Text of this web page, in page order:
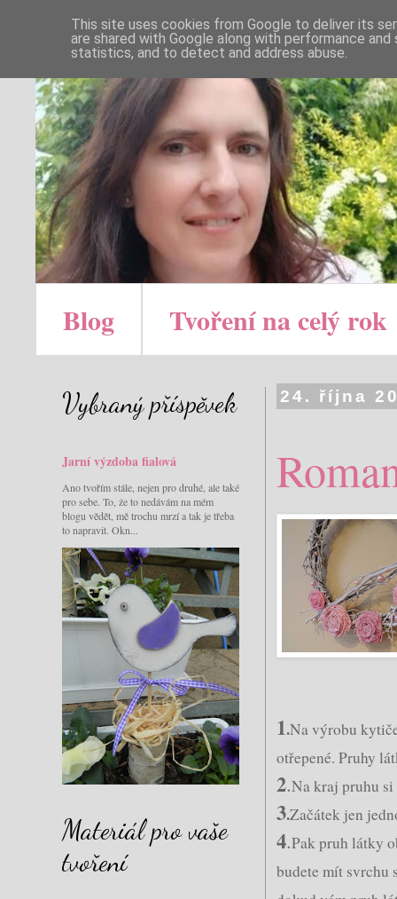
Blog Tvoření na celý rok
24. října
1.Na výrobu
otřepené. Pruhy
2.Na kraj pruhu
3.Začátek jen
4.Pak pruh látky
budete mít svrchu
Vybraný příspěvek
Jarní výzdoba fialová
Ano tvořím stále, nejen pro druhé, ale také
pro sebe. To, že to nedávám na mém
blogu vědět, mě trochu mrzí a tak je třeba
to napravit. Okn...
Materiál pro vaše
tvoření
This site uses cookies from Google to deliver its
are shared with Google along with performance
statistics, and to detect and address abuse.